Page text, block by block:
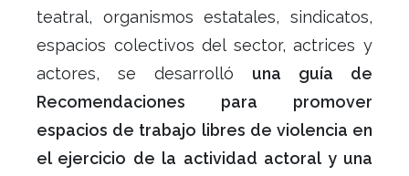
teatral, organismos estatales, sindicatos,
espacios colectivos del sector, actrices y
actores, se desarrolló una guía de
Recomendaciones para promover
espacios de trabajo libres de violencia en
el ejercicio de la actividad actoral y una